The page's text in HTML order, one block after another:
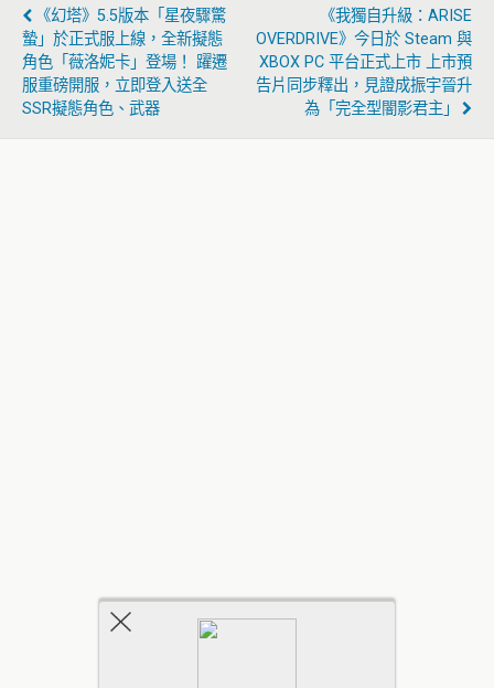
《幻塔》5.5版本「星夜驟驚
蟄」於正式服上線，全新擬態
角色「薇洛妮卡」登場！ 躍遷
服重磅開服，立即登入送全
SSR擬態角色、武器
《我獨自升級：ARISE
OVERDRIVE》今日於 Steam 與
XBOX PC 平台正式上市 上市預
告片同步釋出，見證成振宇晉升
為「完全型闇影君主」